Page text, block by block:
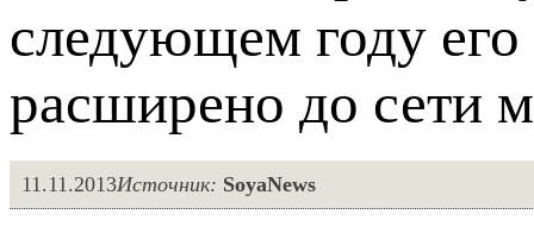
следующем году его
расширено до сети
11.11.2013Источник: SoyaNews